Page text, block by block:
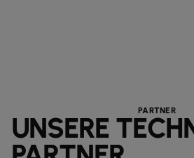
PARTNER
UNSERE